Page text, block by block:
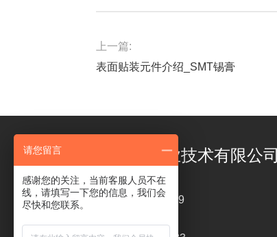
上一篇:
表面贴装元件介绍_SMT锡膏
深圳市福英达工业技术有限公司
电话 ： 18126319449
请您留言
感谢您的关注，当前客服人员不在
线，请填写一下您的信息，我们会
尽快和您联系。